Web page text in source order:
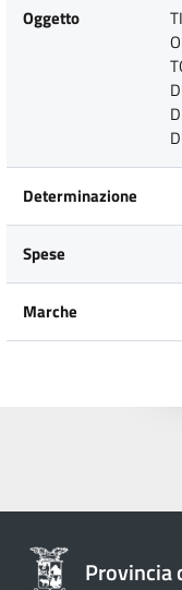
Oggetto
Determinazione
Spese
Marche
Provincia